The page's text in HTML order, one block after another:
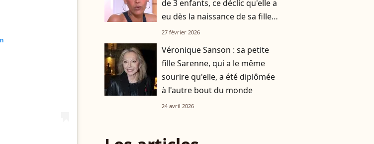
de 3 enfants, ce déclic qu'elle a
eu dès la naissance de sa fille
ainée
27 février 2026
Véronique Sanson : sa petite
fille Sarenne, qui a le même
sourire qu'elle, a été diplômée
à l'autre bout du monde
24 avril 2026